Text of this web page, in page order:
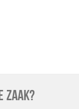
ZAAK?